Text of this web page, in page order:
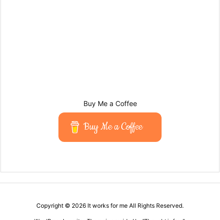
Buy Me a Coffee
Buy Me a Coffee
Copyright © 2026 It works for me All Rights Reserved.